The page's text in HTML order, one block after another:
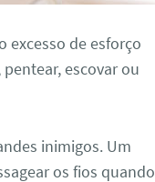
excesso de esforço
escovar ou
inimigos. Um
os fios quando